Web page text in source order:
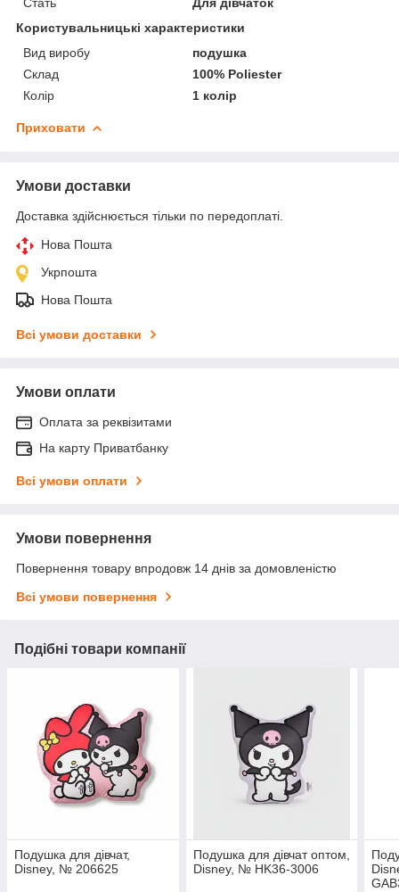
Користувальницькі характеристики
Вид виробу
подушка
Склад
100% Poliester
Колір
1 колір
Приховати
Умови доставки
Доставка здійснюється тільки по передоплаті.
Нова Пошта
Укрпошта
Нова Пошта
Всі умови доставки
Умови оплати
Оплата за реквізитами
На карту Приватбанку
Всі умови оплати
Умови повернення
Повернення товару впродовж 14 днів за домовленістю
Всі умови повернення
Подібні товари компанії
Подушка для дівчат,
Disney, № 206625
Подушка для дівчат оптом,
Disney, № HK36-3006